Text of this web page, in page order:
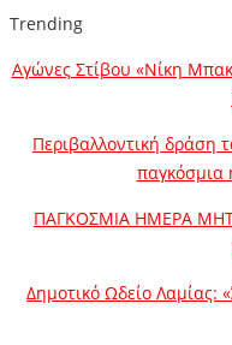
Trending
Αγώνες Στίβου «Νίκη
Περιβαλλοντική δράση
παγκόσμια
ΠΑΓΚΟΣΜΙΑ ΗΜΕΡΑ
Δημοτικό Ωδείο Λαμίας: